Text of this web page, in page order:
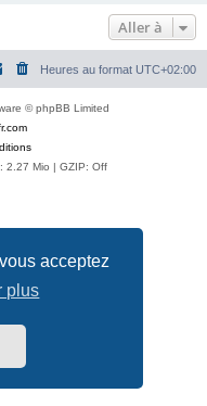
acceptez
plus
Aller à
Heures au format UTC+02:00
© phpBB Limited
2.27 Mio | GZIP: Off